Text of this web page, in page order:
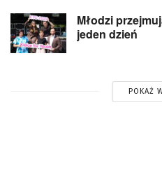
Młodzi
jeden dzień
POKAŻ